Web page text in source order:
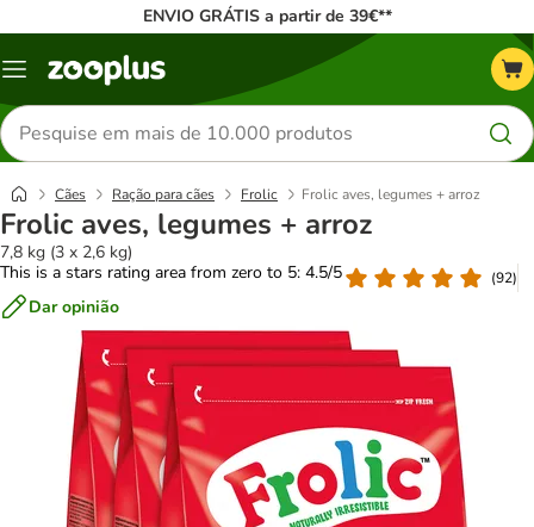
ENVIO GRÁTIS a partir de 39€**
Menu
Pesquisar
produtos
Cães Ração para cães Frolic Frolic aves, legumes + arroz
Frolic aves, legumes + arroz
7,8 kg (3 x 2,6 kg)
This is a stars rating area from zero to 5: 4.5/5
(92)
Dar opinião